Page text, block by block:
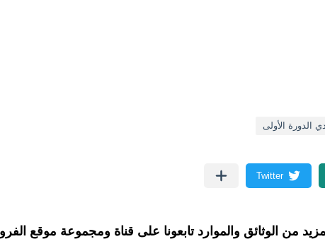
الدورة الأولى
من الوثائق والموارد تابعونا على قناة ومجموعة موقع